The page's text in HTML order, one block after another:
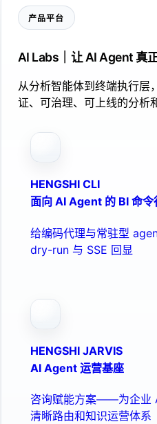
产品平台
AI Labs｜让 AI Agent 真
从分析智能体到终端执行层
证、可治理、可上线的分析
HENGSHI CLI
面向 AI Agent 的 BI 命令
给编码代理与常驻型
dry-run 与 SSE 回显
HENGSHI JARVIS
AI Agent 运营基座
咨询赋能方案——为企业
清晰路由和知识运营体系